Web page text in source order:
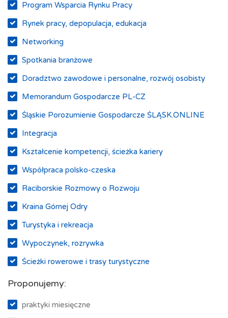
Program Wsparcia Rynku Pracy
Rynek pracy, depopulacja, edukacja
Networking
Spotkania branżowe
Doradztwo zawodowe i personalne, rozwój osobisty
Memorandum Gospodarcze PL-CZ
Śląskie Porozumienie Gospodarcze ŚLĄSK.ONLINE
Integracja
Kształcenie kompetencji, ścieżka kariery
Współpraca polsko-czeska
Raciborskie Rozmowy o Rozwoju
Kraina Górnej Odry
Turystyka i rekreacja
Wypoczynek, rozrywka
Ścieżki rowerowe i trasy turystyczne
Proponujemy:
praktyki miesięczne